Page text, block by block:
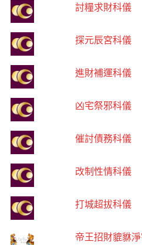
討糧求財科儀
探元辰宮科儀
進財補運科儀
凶宅祭邪科儀
催討債務科儀
改制性情科儀
打城超拔科儀
帝王招財貔貅